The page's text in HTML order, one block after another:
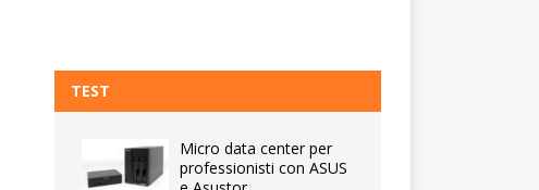
TEST
Micro data center per
professionisti con ASUS